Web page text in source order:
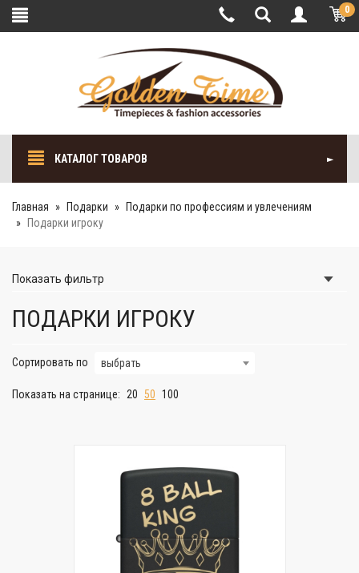
0
КАТАЛОГ ТОВАРОВ
Главная Подарки
Подарки по профессиям и увлечениям
Подарки игроку
Показать фильтр
ПОДАРКИ ИГРОКУ
Сортировать по выбрать
Показать на странице: 20 50 100